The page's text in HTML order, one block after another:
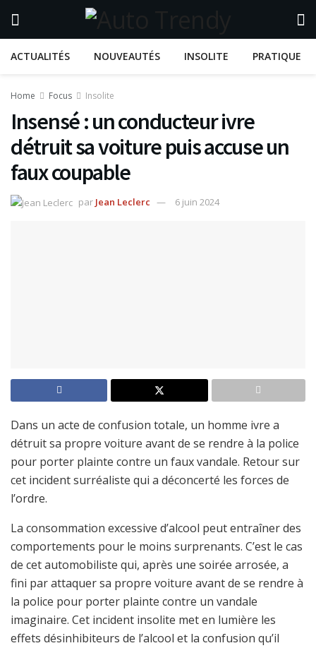
ACTUALITÉS NOUVEAUTÉS INSOLITE PRATIQUE
Home Focus Insolite
Insensé : un conducteur ivre
détruit sa voiture puis accuse un
faux coupable
par Jean Leclerc 6 juin 2024
Dans un acte de confusion totale, un homme ivre a
détruit sa propre voiture avant de se rendre à la police
pour porter plainte contre un faux vandale. Retour sur
cet incident surréaliste qui a déconcerté les forces de
l’ordre.
La consommation excessive d’alcool peut entraîner des
comportements pour le moins surprenants. C’est le cas
de cet automobiliste qui, après une soirée arrosée, a
fini par attaquer sa propre voiture avant de se rendre à
la police pour porter plainte contre un vandale
imaginaire. Cet incident insolite met en lumière les
effets désinhibiteurs de l’alcool et la confusion qu’il